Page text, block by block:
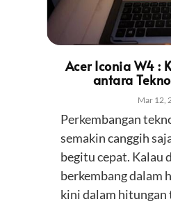
Acer Iconia W4 :
antara
Mar 12,
Perkembangan
semakin canggih
begitu cepat. Kalau
berkembang dalam
kini dalam hitungan